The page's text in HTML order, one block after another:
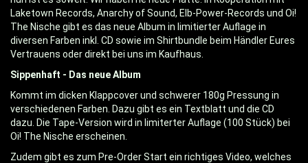
Laketown Records, Anarchy of Sound, Elb-Power-Records und Oi!
The Nische gibt es das neue Album in limitierter Auflage in
diversen Farben inkl. CD sowie im Shirtbundle beim Händler Eures
Vertrauens oder direkt bei uns im Kaufhaus.
Sippenhaft - Das neue Album
Kommt im dicken Klappcover und schwerer 180g Pressung in
verschiedenen Farben. Dazu gibt es ein Textblatt und die CD
dazu. Die Tape-Version wird in limiterter Auflage (100 Stück) bei
Oi! The Nische erscheinen.
Zudem gibt es zum Pre-Order Start ein richtiges Video, welches